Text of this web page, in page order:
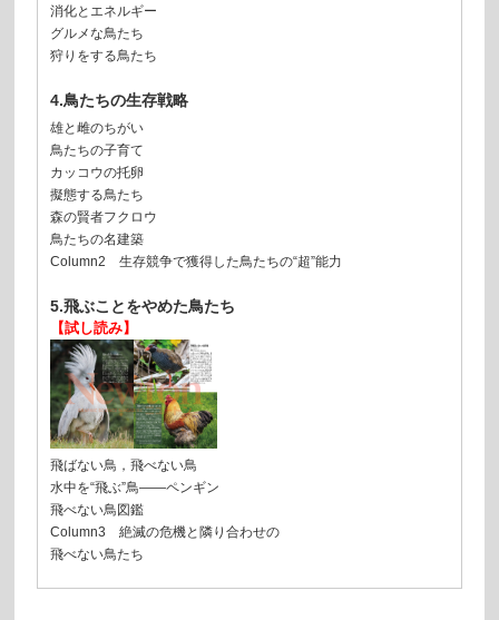
消化とエネルギー
グルメな鳥たち
狩りをする鳥たち
4.鳥たちの生存戦略
雄と雌のちがい
鳥たちの子育て
カッコウの托卵
擬態する鳥たち
森の賢者フクロウ
鳥たちの名建築
Column2 生存競争で獲得した鳥たちの“超”能力
5.飛ぶことをやめた鳥たち
【試し読み】
飛ばない鳥，飛べない鳥
水中を“飛ぶ”鳥——ペンギン
飛べない鳥図鑑
Column3 絶滅の危機と隣り合わせの
飛べない鳥たち